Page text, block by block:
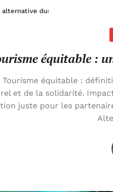
durable pour vos
équitable :
Tourisme équitable :
et de la solidarité.
juste pour les